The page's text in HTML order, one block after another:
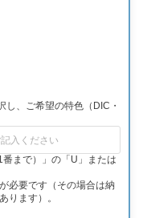
、ご希望の特色（DIC・
まで）」の「U」または
必要です（その場合は納
ります）。